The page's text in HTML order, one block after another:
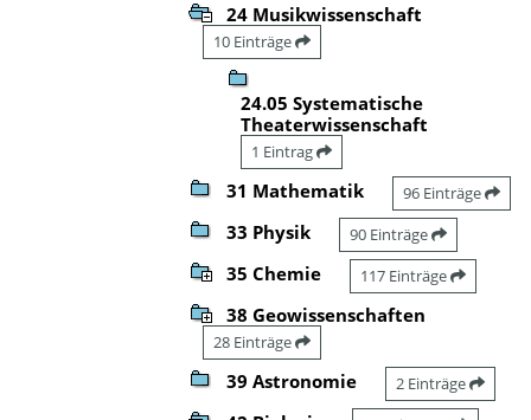
24 Musikwissenschaft
10 Einträge
24.05 Systematische
Theaterwissenschaft
1 Eintrag
31 Mathematik 96 Einträge
33 Physik 90 Einträge
35 Chemie 117 Einträge
38 Geowissenschaften
28 Einträge
39 Astronomie 2 Einträge